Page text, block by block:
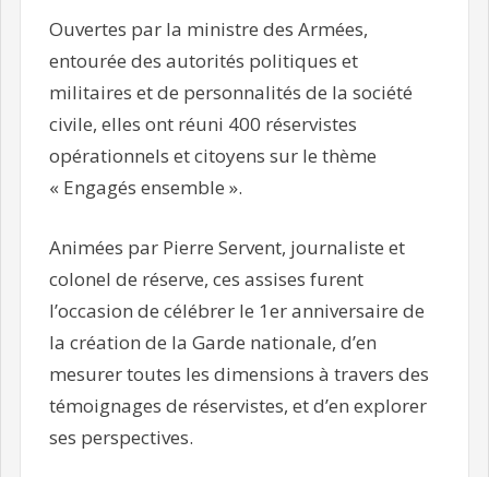
Ouvertes par la ministre des Armées,
entourée des autorités politiques et
militaires et de personnalités de la société
civile, elles ont réuni 400 réservistes
opérationnels et citoyens sur le thème
« Engagés ensemble ».
Animées par Pierre Servent, journaliste et
colonel de réserve, ces assises furent
l’occasion de célébrer le 1er anniversaire de
la création de la Garde nationale, d’en
mesurer toutes les dimensions à travers des
témoignages de réservistes, et d’en explorer
ses perspectives.